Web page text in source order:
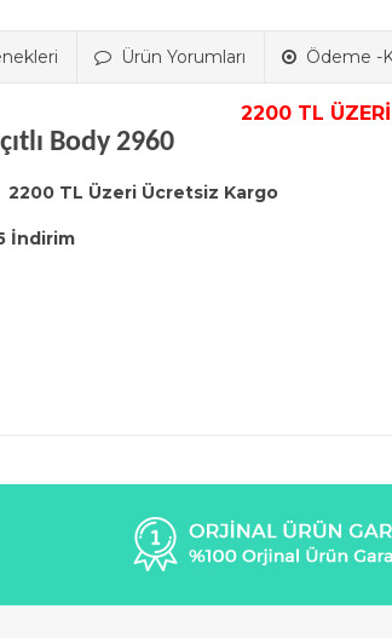
Ürün Yorumları Ödeme -
2200 TL ÜZERİ
Body 2960
2200 TL Üzeri Ücretsiz Kargo
İndirim